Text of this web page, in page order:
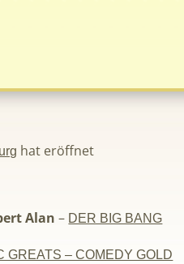
hat eröffnet
Alan – DER BIG BANG
GREATS – COMEDY GOLD